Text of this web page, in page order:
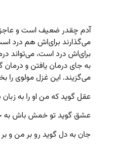
آدم چقدر ضعیف است و
می‌گذارند برای‌اش هم درد
برای‌اش درد است، می‌تواند
به جای درمان یافتن و درمان
می‌گزیند. این غزل مولوی را
عقل گوید که من او را به زبان
عشق گوید تو خمش باش به
جان به دل گوید رو بر من و